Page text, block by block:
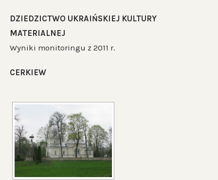
DZIEDZICTWO UKRAIŃSKIEJ KULTURY
MATERIALNEJ
Wyniki monitoringu z 2011 r.
CERKIEW